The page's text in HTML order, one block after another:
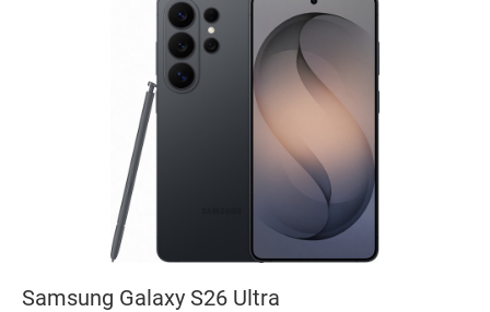
Samsung Galaxy S26 Ultra